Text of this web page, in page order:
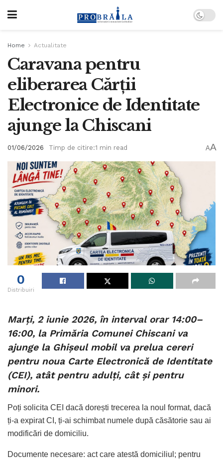
Home Actualitate
Caravana pentru
eliberarea Cărții
Electronice de Identitate
ajunge la Chiscani
01/06/2026 Timp de citire:1 min read AA
0
Distribuiri
Marți, 2 iunie 2026, în interval orar 14:00–
16:00, la Primăria Comunei Chiscani va
ajunge la Ghișeul mobil va prelua cereri
pentru noua Carte Electronică de Identitate
(CEI), atât pentru adulți, cât și pentru
minori.
Poți solicita CEI dacă dorești trecerea la noul format, dacă
ți-a expirat CI, ți-ai schimbat numele după căsătorie sau ai
modificări de domiciliu.
Documente necesare: act care atestă domiciliul; pentru